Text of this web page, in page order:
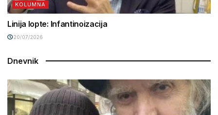
KOLUMNA
Linija lopte: Infantinoizacija
20/07/2026
Dnevnik